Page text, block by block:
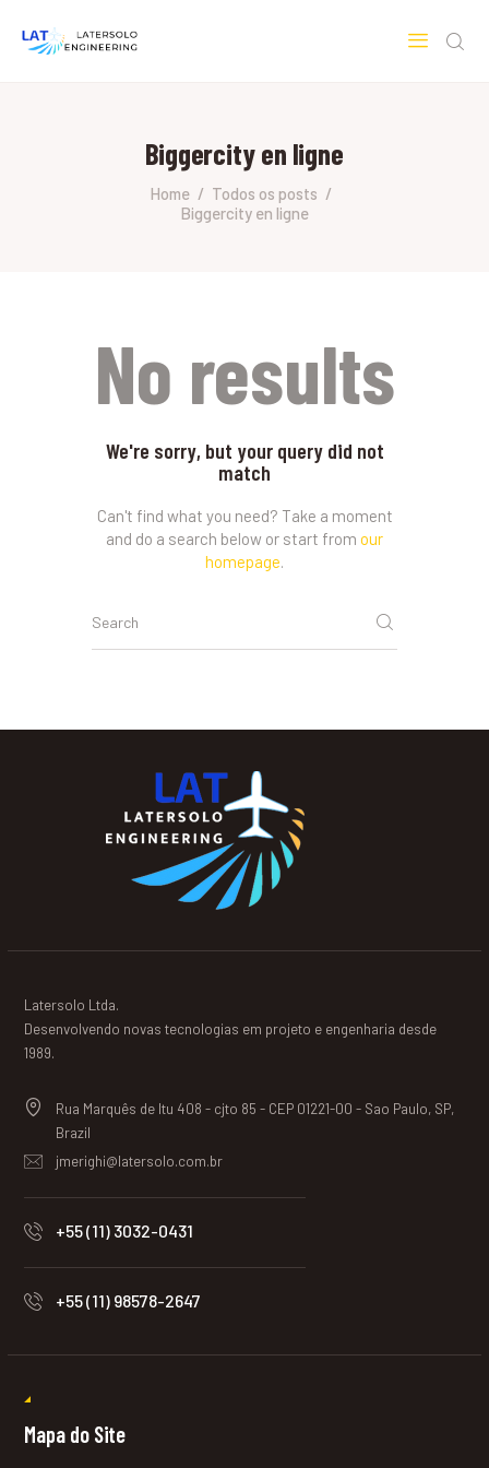
Biggercity en ligne
Home
Todos os posts
Biggercity en ligne
SOBRE A LATERSOLO
ENGINEERING
No results
We're sorry, but your query did not
match
Can't find what you need? Take a moment
and do a search below or start from our
homepage.
Latersolo Ltda.
Desenvolvendo novas tecnologias em projeto e engenharia desde
1989.
Rua Marquês de Itu 408 - cjto 85 - CEP 01221-00 - Sao Paulo, SP,
Brazil
jmerighi@latersolo.com.br
+55 (11) 3032-0431
+55 (11) 98578-2647
Mapa do Site